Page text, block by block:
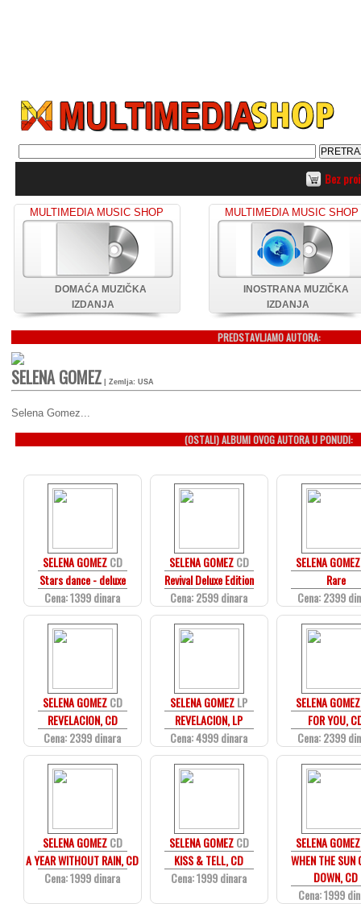
Bez
MULTIMEDIA MUSIC SHOP
DOMAĆA MUZIČKA
IZDANJA
MULTIMEDIA MUSIC SHOP
INOSTRANA MUZIČKA
IZDANJA
PREDSTAVLJAMO AUTORA:
SELENA GOMEZ | Zemlja: USA
Selena Gomez...
(OSTALI) ALBUMI OVOG AUTORA U PONUDI:
SELENA GOMEZCD
Stars dance - deluxe
Cena: 1399 dinara
SELENA GOMEZCD
Revival Deluxe Edition
Cena: 2599 dinara
SELENA GOMEZ
Rare
Cena: 2399
SELENA GOMEZCD
REVELACION, CD
Cena: 2399 dinara
SELENA GOMEZLP
REVELACION, LP
Cena: 4999 dinara
SELENA GOMEZ
FOR YOU,
Cena: 2399
SELENA GOMEZCD
A YEAR WITHOUT RAIN, CD
Cena: 1999 dinara
SELENA GOMEZCD
KISS & TELL, CD
Cena: 1999 dinara
SELENA GOMEZ
WHEN THE SUN
DOWN, CD
Cena: 1999